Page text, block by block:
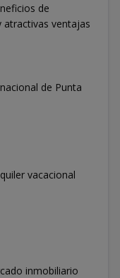
de
atractivas ventajas
de Punta
vacacional
inmobiliario